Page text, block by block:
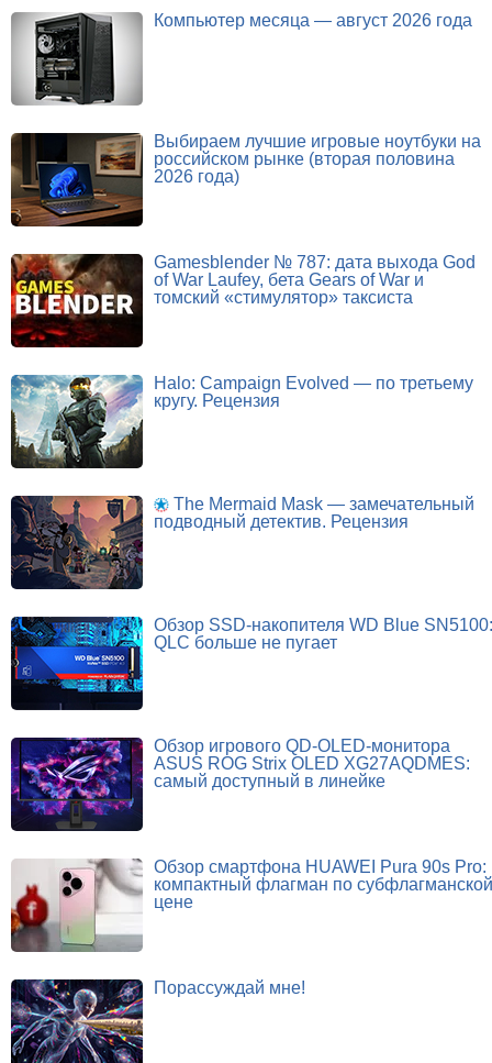
Компьютер месяца — август 2026 года
Выбираем лучшие игровые ноутбуки на
российском рынке (вторая половина
2026 года)
Gamesblender № 787: дата выхода God
of War Laufey, бета Gears of War и
томский «стимулятор» таксиста
Halo: Campaign Evolved — по третьему
кругу. Рецензия
The Mermaid Mask — замечательный
подводный детектив. Рецензия
Обзор SSD-накопителя WD Blue SN5100:
QLC больше не пугает
Обзор игрового QD-OLED-монитора
ASUS ROG Strix OLED XG27AQDMES:
самый доступный в линейке
Обзор смартфона HUAWEI Pura 90s Pro:
компактный флагман по субфлагманской
цене
Порассуждай мне!